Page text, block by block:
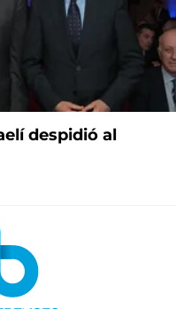
despidió al